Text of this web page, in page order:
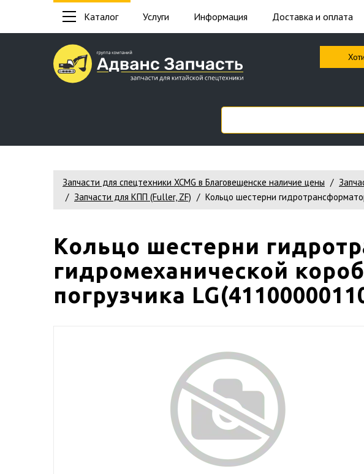
Каталог Услуги Информация Доставка и оплата
Запчасти для спецтехники XCMG в Благовещенске наличие цены
Запчасти для КПП (Fuller, ZF)
Кольцо шестерни
Кольцо шестерни
гидромеханической
погрузчика